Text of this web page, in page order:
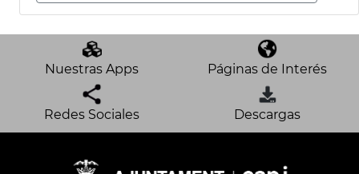
Nuestras Apps Páginas de Interés
Redes Sociales Descargas